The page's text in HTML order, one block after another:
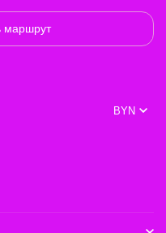
маршрут
BYN